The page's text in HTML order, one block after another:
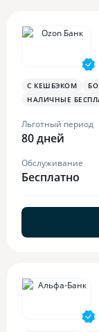
С КЕШБЭКОМ
НАЛИЧНЫЕ
Льготный период
80 дней
Обслуживание
Бесплатно